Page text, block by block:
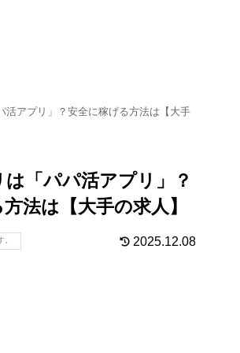
活アプリ」？安全に稼げる方法は【大手
「パパ活アプリ」？
法は【大手の求人】
2025.12.08